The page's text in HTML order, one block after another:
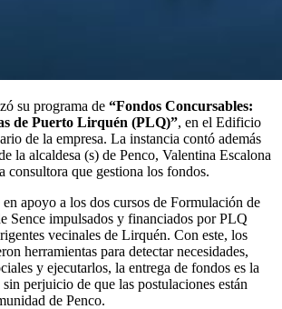
su programa de “Fondos Concursables:
de Puerto Lirquén (PLQ)”, en el Edificio
de la empresa. La instancia contó además
la alcaldesa (s) de Penco, Valentina Escalona
consultora que gestiona los fondos.
apoyo a los dos cursos de Formulación de
Sence impulsados y financiados por PLQ
vecinales de Lirquén. Con este, los
herramientas para detectar necesidades,
y ejecutarlos, la entrega de fondos es la
perjuicio de que las postulaciones están
de Penco.